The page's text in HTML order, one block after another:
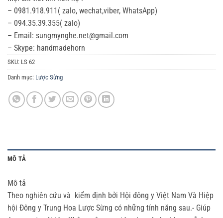
– 0981.918.911( zalo, wechat,viber, WhatsApp)
– 094.35.39.355( zalo)
– Email: sungmynghe.net@gmail.com
– Skype: handmadehorn
SKU: LS 62
Danh mục: Lược Sừng
MÔ TẢ
Mô tả
Theo nghiên cứu và kiểm định bởi Hội đông y Việt Nam Và Hiệp
hội Đông y Trung Hoa Lược Sừng có những tính năng sau.- Giúp